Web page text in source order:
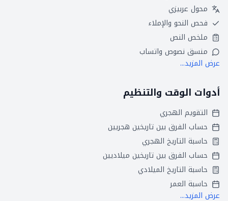
محول عربيزي
فحص النحو والإملاء
ملخص النص
منسق نصوص واتساب
عرض المزيد...
أدوات الوقت والتنظيم
التقويم الهجري
حساب الفرق بين تاريخين هجريين
حاسبة التاريخ الهجري
حساب الفرق بين تاريخين ميلاديين
حاسبة التاريخ الميلادي
حاسبة العمر
عرض المزيد...